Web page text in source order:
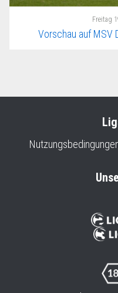
Freitag
Vorschau auf MSV